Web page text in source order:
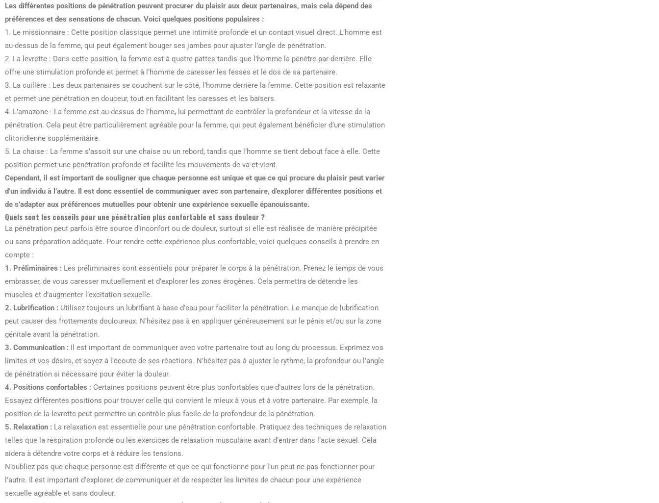
Les différentes positions de pénétration peuvent procurer du plaisir aux deux partenaires, mais cela dépend des
préférences et des sensations de chacun. Voici quelques positions populaires :
1. Le missionnaire : Cette position classique permet une intimité profonde et un contact visuel direct. L’homme est
au-dessus de la femme, qui peut également bouger ses jambes pour ajuster l’angle de pénétration.
2. La levrette : Dans cette position, la femme est à quatre pattes tandis que l’homme la pénètre par-derrière. Elle
offre une stimulation profonde et permet à l’homme de caresser les fesses et le dos de sa partenaire.
3. La cuillère : Les deux partenaires se couchent sur le côté, l’homme derrière la femme. Cette position est relaxante
et permet une pénétration en douceur, tout en facilitant les caresses et les baisers.
4. L’amazone : La femme est au-dessus de l’homme, lui permettant de contrôler la profondeur et la vitesse de la
pénétration. Cela peut être particulièrement agréable pour la femme, qui peut également bénéficier d’une stimulation
clitoridienne supplémentaire.
5. La chaise : La femme s’assoit sur une chaise ou un rebord, tandis que l’homme se tient debout face à elle. Cette
position permet une pénétration profonde et facilite les mouvements de va-et-vient.
Cependant, il est important de souligner que chaque personne est unique et que ce qui procure du plaisir peut varier
d’un individu à l’autre. Il est donc essentiel de communiquer avec son partenaire, d’explorer différentes positions et
de s’adapter aux préférences mutuelles pour obtenir une expérience sexuelle épanouissante.
Quels sont les conseils pour une pénétration plus confortable et sans douleur ?
La pénétration peut parfois être source d’inconfort ou de douleur, surtout si elle est réalisée de manière précipitée
ou sans préparation adéquate. Pour rendre cette expérience plus confortable, voici quelques conseils à prendre en
compte :
1. Préliminaires : Les préliminaires sont essentiels pour préparer le corps à la pénétration. Prenez le temps de vous
embrasser, de vous caresser mutuellement et d’explorer les zones érogènes. Cela permettra de détendre les
muscles et d’augmenter l’excitation sexuelle.
2. Lubrification : Utilisez toujours un lubrifiant à base d’eau pour faciliter la pénétration. Le manque de lubrification
peut causer des frottements douloureux. N’hésitez pas à en appliquer généreusement sur le pénis et/ou sur la zone
génitale avant la pénétration.
3. Communication : Il est important de communiquer avec votre partenaire tout au long du processus. Exprimez vos
limites et vos désirs, et soyez à l’écoute de ses réactions. N’hésitez pas à ajuster le rythme, la profondeur ou l’angle
de pénétration si nécessaire pour éviter la douleur.
4. Positions confortables : Certaines positions peuvent être plus confortables que d’autres lors de la pénétration.
Essayez différentes positions pour trouver celle qui convient le mieux à vous et à votre partenaire. Par exemple, la
position de la levrette peut permettre un contrôle plus facile de la profondeur de la pénétration.
5. Relaxation : La relaxation est essentielle pour une pénétration confortable. Pratiquez des techniques de relaxation
telles que la respiration profonde ou les exercices de relaxation musculaire avant d’entrer dans l’acte sexuel. Cela
aidera à détendre votre corps et à réduire les tensions.
N’oubliez pas que chaque personne est différente et que ce qui fonctionne pour l’un peut ne pas fonctionner pour
l’autre. Il est important d’explorer, de communiquer et de respecter les limites de chacun pour une expérience
sexuelle agréable et sans douleur.